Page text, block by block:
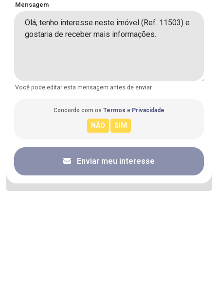
Mensagem
Você pode editar esta mensagem antes de enviar.
Concordo com os Termos e Privacidade
Enviar meu interesse